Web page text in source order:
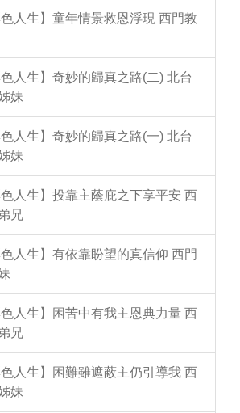
人生】童年情景救恩浮現 西門教
人生】奇妙的歸真之路(二) 北台
妹
人生】奇妙的歸真之路(一) 北台
妹
人生】投靠主蔭庇之下享平安 西
兄
人生】有依靠盼望的真信仰 西門
人生】困苦中有我主恩典力量 西
兄
人生】困難雖遮蔽主仍引導我 西
妹